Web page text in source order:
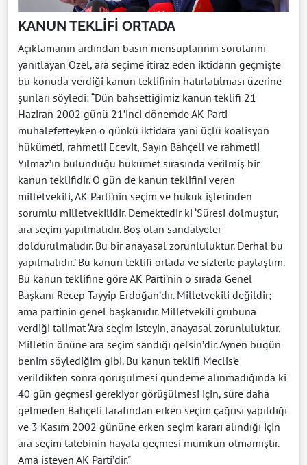
KANUN TEKLİFİ ORTADA
Açıklamanın ardından basın mensuplarının sorularını
yanıtlayan Özel, ara seçime itiraz eden iktidarın geçmişte
bu konuda verdiği kanun teklifinin hatırlatılması üzerine
şunları söyledi: “Dün bahsettiğimiz kanun teklifi 21
Haziran 2002 günü 21’inci dönemde AK Parti
muhalefetteyken o günkü iktidara yani üçlü koalisyon
hükümeti, rahmetli Ecevit, Sayın Bahçeli ve rahmetli
Yılmaz’ın bulunduğu hükümet sırasında verilmiş bir
kanun teklifidir. O gün de kanun teklifini veren
milletvekili, AK Parti’nin seçim ve hukuk işlerinden
sorumlu milletvekilidir. Demektedir ki ‘Süresi dolmuştur,
ara seçim yapılmalıdır. Boş olan sandalyeler
doldurulmalıdır. Bu bir anayasal zorunluluktur. Derhal bu
yapılmalıdır.’ Bu kanun teklifi ortada ve sizlerle paylaştım.
Bu kanun teklifine göre AK Parti’nin o sırada Genel
Başkanı Recep Tayyip Erdoğan’dır. Milletvekili değildir;
ama partinin genel başkanıdır. Milletvekili grubuna
verdiği talimat ‘Ara seçim isteyin, anayasal zorunluluktur.
Milletin önüne ara seçim sandığı gelsin’dir. Aynen bugün
benim söylediğim gibi. Bu kanun teklifi Meclis’e
verildikten sonra görüşülmesi gündeme alınmadığında ki
40 gün geçmesi gerekiyor görüşülmesi için, süre daha
gelmeden Bahçeli tarafından erken seçim çağrısı yapıldığı
ve 3 Kasım 2002 gününe erken seçim kararı alındığı için
ara seçim talebinin hayata geçmesi mümkün olmamıştır.
Ama isteyen AK Parti’dir."